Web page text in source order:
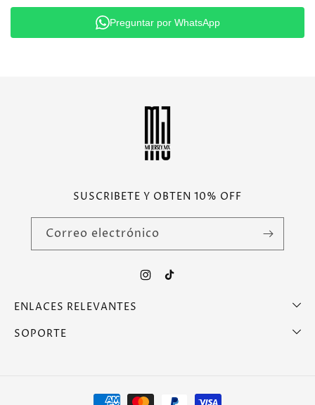
Preguntar por WhatsApp
SUSCRIBETE Y OBTEN 10% OFF
Correo electrónico
Instagram
TikTok
ENLACES RELEVANTES
SOPORTE
Formas